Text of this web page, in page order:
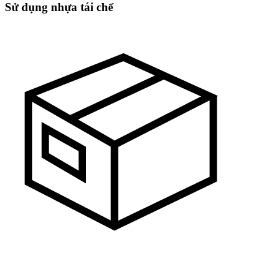
Sử dụng nhựa tái chế